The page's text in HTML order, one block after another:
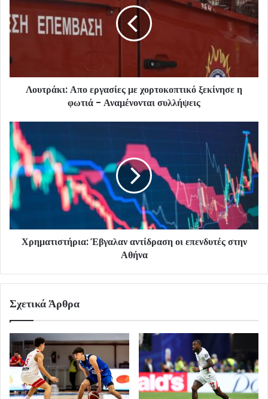
Λουτράκι: Απο εργασίες με χορτοκοπτικό ξεκίνησε η
φωτιά - Αναμένονται συλλήψεις
Χρηματιστήρια: Έβγαλαν αντίδραση οι επενδυτές στην
Αθήνα
Σχετικά Άρθρα